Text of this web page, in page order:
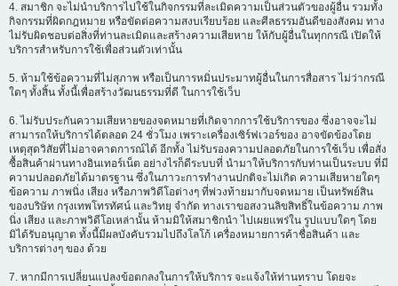
4. สมาชิก จะไม่นำบริการไปใช้ในกิจกรรมที่ละเมิดความเป็นส่วนตัวของผู้อื่น รวมทั้ง
กิจกรรมที่ผิดกฎหมาย หรือขัดต่อความสงบเรียบร้อย และศีลธรรมอันดีของสังคม ทาง
ไม่รับผิดชอบต่อสิ่งที่ท่านละเมิดและสร้างความเสียหาย ให้กับผู้อื่นในทุกกรณี เปิดให้
บริการสำหรับการใช้เพื่อส่วนตัวเท่านั้น
5. ห้ามใช้ข้อความที่ไม่สุภาพ หรือเป็นการหมิ่นประมาทผู้อื่นในการสื่อสาร ไม่ว่ากรณี
ใดๆ ทั้งสิ้น ทั้งนี้เพื่อสร้างวัฒนธรรมที่ดี ในการใช้เว็บ
6. ไม่รับประกันความเสียหายของจดหมายที่เกิดจากการใช้บริการของ ซึ่งอาจจะไม่
สามารถให้บริการได้ตลอด 24 ชั่วโมง เพราะเครื่องเซิร์ฟเวอร์ของ อาจขัดข้องโดย
เหตุสุดวิสัยที่ไม่อาจคาดการณ์ได้ อีกทั้ง ไม่รับรองความปลอดภัยในการใช้เว็บ เพื่อสั่ง
ซื้อสินค้าผ่านทางอินเทอร์เน็ต อย่างไรก็ดีระบบที่ นำมาให้บริการกับท่านเป็นระบบ ที่มี
ความปลอดภัยได้มาตรฐาน ซึ่งในภาวะการทำงานปกติจะไม่เกิด ความเสียหายใดๆ
ข้อความ ภาพนิ่ง เสียง หรือภาพวิดีโอต่างๆ ที่พ่วงท้ายมากับจดหมาย เป็นทรัพย์สิน
ของบริษัท กรุงเทพโทรทัศน์ และวิทยุ จำกัด ทางเราขอสงวนลิขสิทธิ์ในข้อความ ภาพ
นิ่ง เสียง และภาพวิดีโอเหล่านั้น ห้ามมิให้สมาชิกนำ ไปเผยแพร่ใน รูปแบบใดๆ โดย
มิได้รับอนุญาต ทั้งนี้มีผลบังคับรวมไปถึงโลโก้ เครื่องหมายการค้าชื่อสินค้า และ
บริการต่างๆ ของ ด้วย
7. หากมีการเปลี่ยนแปลงข้อตกลงในการให้บริการ จะแจ้งให้ท่านทราบ โดยจะ